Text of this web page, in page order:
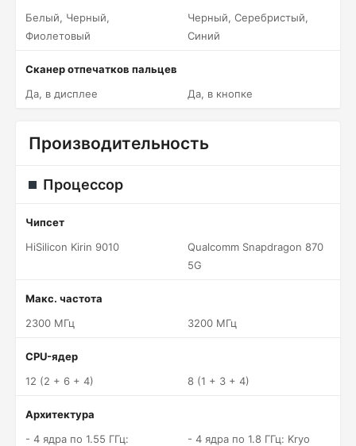
Белый, Черный,
Фиолетовый
Черный, Серебристый,
Синий
Сканер отпечатков пальцев
Да, в дисплее
Да, в кнопке
Производительность
Процессор
Чипсет
HiSilicon Kirin 9010
Qualcomm Snapdragon 870
5G
Макс. частота
2300 МГц
3200 МГц
CPU-ядер
12 (2 + 6 + 4)
8 (1 + 3 + 4)
Архитектура
- 4 ядра по 1.55 ГГц:
- 4 ядра по 1.8 ГГц: Kryo